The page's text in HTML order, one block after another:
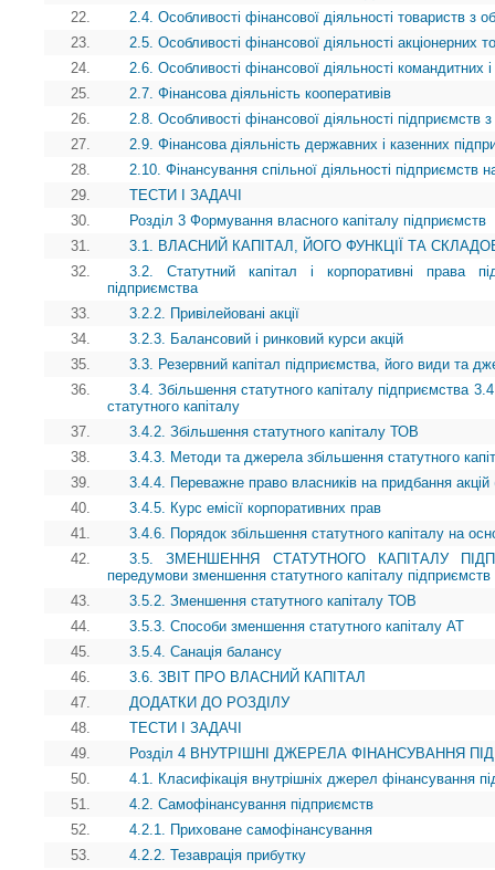
22.
2.4. Особливості фінансової діяльності товариств з
23.
2.5. Особливості фінансової діяльності акціонерних
24.
2.6. Особливості фінансової діяльності командитних
25.
2.7. Фінансова діяльність кооперативів
26.
2.8. Особливості фінансової діяльності підприємств
27.
2.9. Фінансова діяльність державних і казенних
28.
2.10. Фінансування спільної діяльності підприємств
29.
ТЕСТИ І ЗАДАЧІ
30.
Розділ 3 Формування власного капіталу підприємств
31.
3.1. ВЛАСНИЙ КАПІТАЛ, ЙОГО ФУНКЦІЇ ТА
32.
3.2. Статутний капітал і корпоративні права
підприємства
33.
3.2.2. Привілейовані акції
34.
3.2.3. Балансовий і ринковий курси акцій
35.
3.3. Резервний капітал підприємства, його види та
36.
3.4. Збільшення статутного капіталу підприємства
статутного капіталу
37.
3.4.2. Збільшення статутного капіталу ТОВ
38.
3.4.3. Методи та джерела збільшення статутного
39.
3.4.4. Переважне право власників на придбання акцій
40.
3.4.5. Курс емісії корпоративних прав
41.
3.4.6. Порядок збільшення статутного капіталу на
42.
3.5. ЗМЕНШЕННЯ СТАТУТНОГО КАПІТАЛУ
передумови зменшення статутного капіталу підприємств
43.
3.5.2. Зменшення статутного капіталу ТОВ
44.
3.5.3. Способи зменшення статутного капіталу АТ
45.
3.5.4. Санація балансу
46.
3.6. ЗВІТ ПРО ВЛАСНИЙ КАПІТАЛ
47.
ДОДАТКИ ДО РОЗДІЛУ
48.
ТЕСТИ І ЗАДАЧІ
49.
Розділ 4 ВНУТРІШНІ ДЖЕРЕЛА ФІНАНСУВАННЯ
50.
4.1. Класифікація внутрішніх джерел фінансування
51.
4.2. Самофінансування підприємств
52.
4.2.1. Приховане самофінансування
53.
4.2.2. Тезаврація прибутку